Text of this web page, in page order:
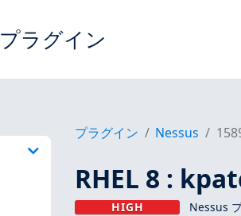
プラグイン
プラグイン Nessus
RHEL 8 :
HIGH Nessus